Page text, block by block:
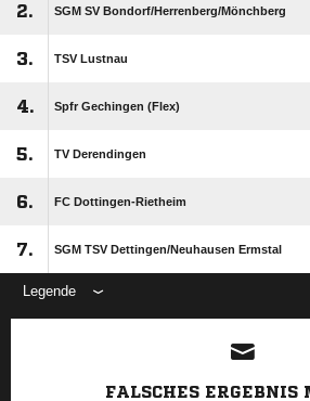
2. SGM SV Bondorf/​Herrenberg/​Mönchberg
3. TSV Lustnau
4. Spfr Gechingen (Flex)
5. TV Derendingen
6. FC Dottingen-Rietheim
7. SGM TSV Dettingen/​Neuhausen Ermstal
Legende
ANZEIGE
FALSCHES ERGEBNIS